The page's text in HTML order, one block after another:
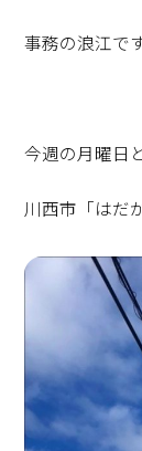
事務の浪江です
今週の月曜日
川西市「はだ